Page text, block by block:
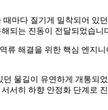
마다 질기게 밀착되어 있던
되는 진동이 전달되었습니
류 해결을 위한 핵심 엔지니
물길이 유연하게 개통되
서히 하향 안정화 단계로